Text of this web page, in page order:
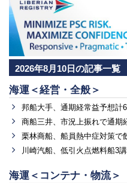
2026年8月10日の記事一覧
海運＜経営・全般＞
邦船大手、通期経常益予想計
商船三井、市況上振れで通期
栗林商船、船員熱中症対策で
川崎汽船、低引火点燃料船3
海運＜コンテナ・物流＞